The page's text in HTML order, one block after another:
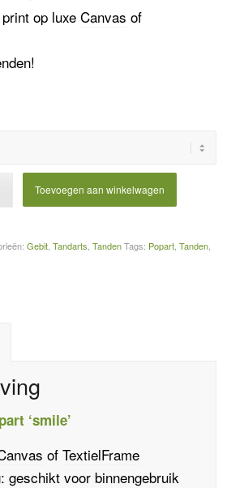
op luxe Canvas of
Toevoegen aan winkelwagen
Gebit, Tandarts Tanden Tags: Popart, Tanden,
‘smile’
of TextielFrame
geschikt voor binnengebruik